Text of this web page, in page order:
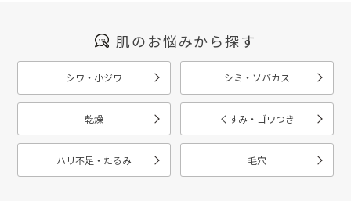
肌のお悩みから探す
シワ・小ジワ シミ・ソバカス
乾燥 くすみ・ゴワつき
ハリ不足・たるみ 毛穴